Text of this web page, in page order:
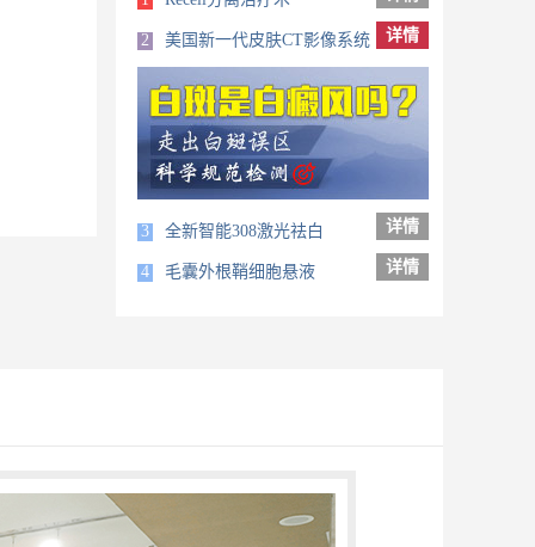
2 美国新一代皮肤CT影像系统 详情
全新智能308激光祛白
4 毛囊外根鞘细胞悬液 详情